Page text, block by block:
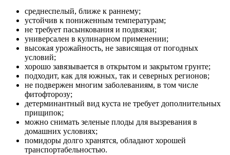
среднеспелый, ближе к раннему;
устойчив к пониженным температурам;
не требует пасынкования и подвязки;
универсален в кулинарном применении;
высокая урожайность, не зависящая от погодных
условий;
хорошо завязывается в открытом и закрытом грунте;
подходит, как для южных, так и северных регионов;
не подвержен многим заболеваниям, в том числе
фитофторозу;
детерминантный вид куста не требует дополнительных
прищипок;
можно снимать зеленые плоды для вызревания в
домашних условиях;
помидоры долго хранятся, обладают хорошей
транспортабельностью.